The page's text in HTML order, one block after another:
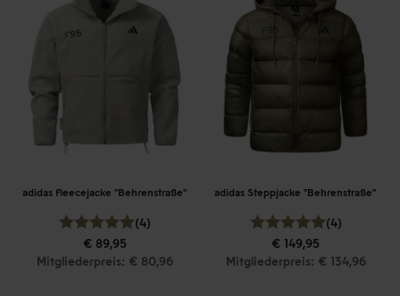
adidas Fleecejacke "Behrenstraße"
(4)
€ 89,95
Mitgliederpreis: € 80,96
adidas Steppjacke "Behrenstraße"
(4)
€ 149,95
Mitgliederpreis: € 134,96